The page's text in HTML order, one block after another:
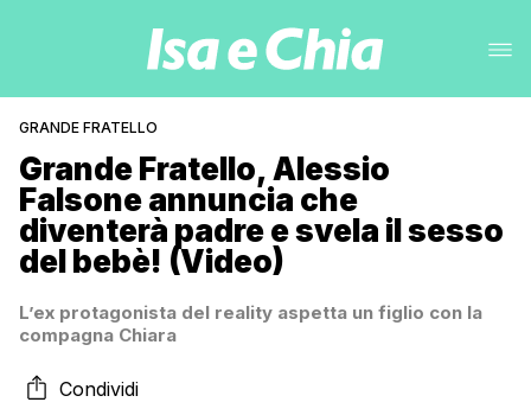
GRANDE FRATELLO
Grande Fratello, Alessio
Falsone annuncia che
diventerà padre e svela il sesso
del bebè! (Video)
L’ex protagonista del reality aspetta un figlio con la
compagna Chiara
Condividi